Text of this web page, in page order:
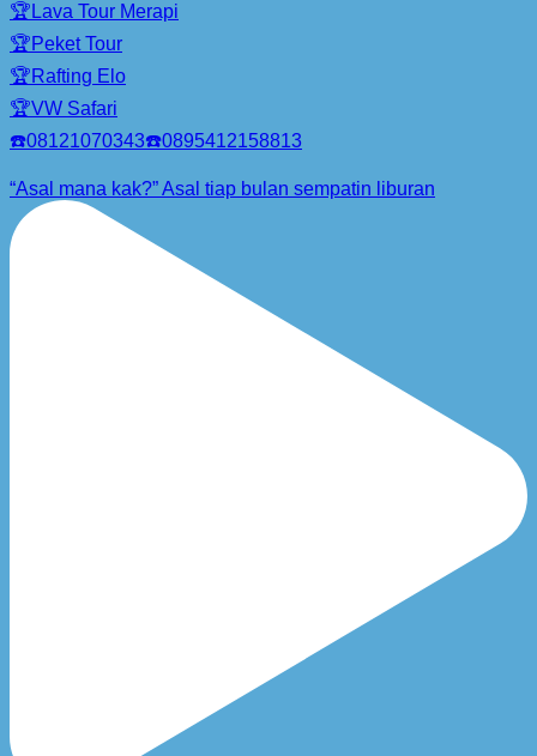
🏆Lava Tour Merapi
🏆Peket Tour
🏆Rafting Elo
🏆VW Safari
☎️08121070343☎️0895412158813
“Asal mana kak?” Asal tiap bulan sempatin liburan